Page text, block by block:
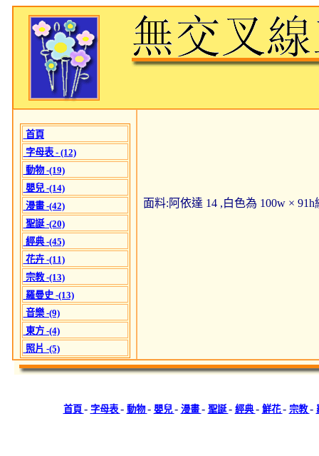
首頁
字母表 - (12)
動物 -(19)
嬰兒 -(14)
漫畫 -(42)
聖誕 -(20)
經典 -(45)
花卉 -(11)
宗教 -(13)
羅曼史 -(13)
音樂 -(9)
東方 -(4)
照片 -(5)
面料:阿依達 14 ,白色為 100w ×
首頁 - 字母表 - 動物- 嬰兒- 漫畫- 聖誕- 經典- 鮮花- 宗教-